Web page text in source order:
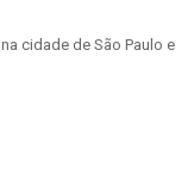
cidade de São Paulo e